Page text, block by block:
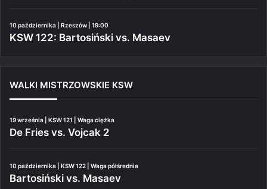
10 października | Rzeszów | 19:00
KSW 122: Bartosiński vs. Masaev
WALKI MISTRZOWSKIE KSW
19 września | KSW 121 | Waga ciężka
De Fries vs. Vojcak 2
10 października | KSW 122 | Waga półśrednia
Bartosiński vs. Masaev